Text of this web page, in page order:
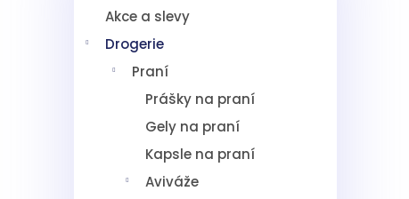
Akce a slevy
Drogerie
Praní
Prášky na praní
Gely na praní
Kapsle na praní
Aviváže